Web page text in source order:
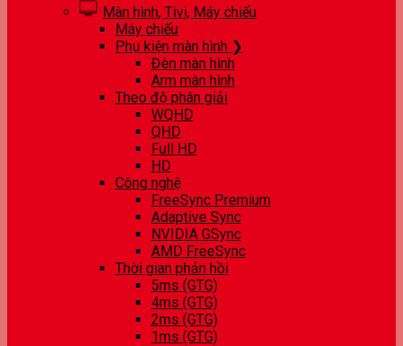
Màn hình, Tivi, Máy chiếu
Máy chiếu
Phụ kiện màn hình ❯
Đèn màn hình
Arm màn hình
Theo độ phân giải
WQHD
QHD
Full HD
HD
Công nghệ
FreeSync Premium
Adaptive Sync
NVIDIA GSync
AMD FreeSync
Thời gian phản hồi
5ms (GTG)
4ms (GTG)
2ms (GTG)
1ms (GTG)